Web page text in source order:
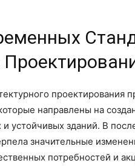
проектирования
направлены на
устойчивых зданий. В
значительные
потребностей и